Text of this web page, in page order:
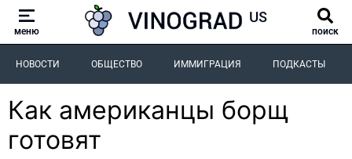
меню поиск
НОВОСТИ ОБЩЕСТВО ИММИГРАЦИЯ ПОДКАСТЫ
Как американцы борщ
готовят